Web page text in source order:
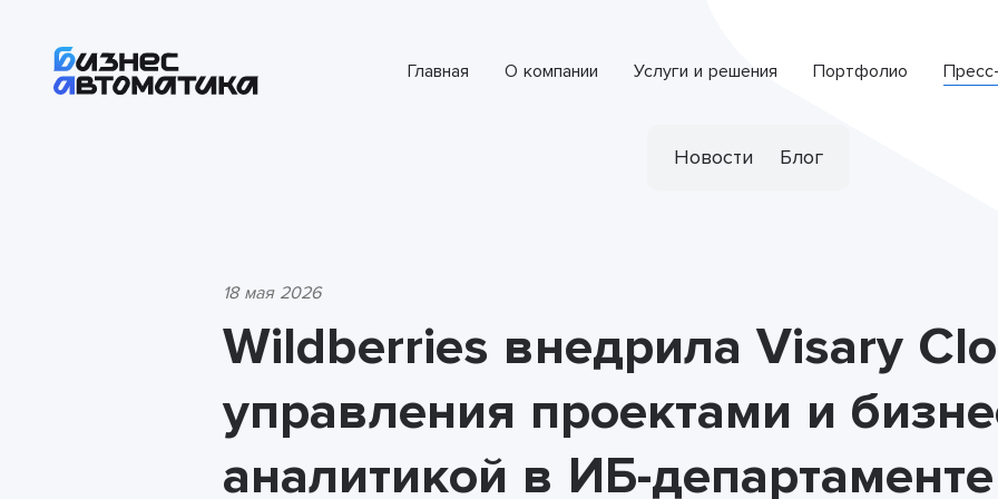
Главная О компании Услуги и решения Портфолио
Новости Блог
18 мая 2026
Wildberries внедрила Visary
управления проектами и
аналитикой в ИБ-департаменте